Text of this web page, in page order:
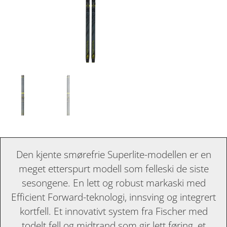
Den kjente smørefrie Superlite-modellen er en
meget etterspurt modell som felleski de siste
sesongene. En lett og robust markaski med
Efficient Forward-teknologi, innsving og integrert
kortfell. Et innovativt system fra Fischer med